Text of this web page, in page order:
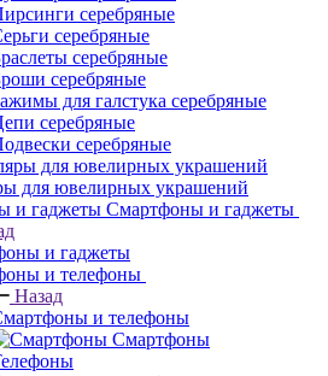
серебряные
серебряные
серебряные
серебряные
для галстука серебряные
серебряные
серебряные
для ювелирных украшений
Смартфоны и гаджеты
и гаджеты
и телефоны
Назад
и телефоны
Смартфоны